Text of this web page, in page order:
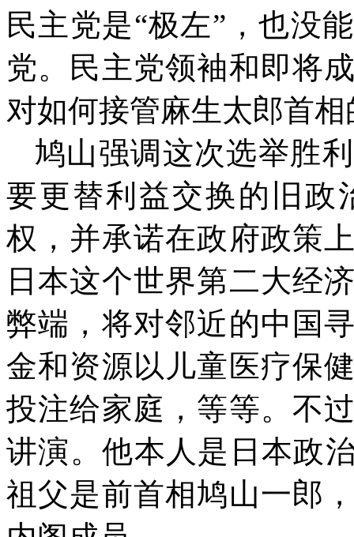
民主党是“极左”，也没
党。民主党领袖和即将
对如何接管麻生太郎首
鸠山强调这次选举胜
要更替利益交换的旧政
权，并承诺在政府政策
日本这个世界第二大经
弊端，将对邻近的中国
金和资源以儿童医疗保
投注给家庭，等等。不
讲演。他本人是日本政
祖父是前首相鸠山一郎